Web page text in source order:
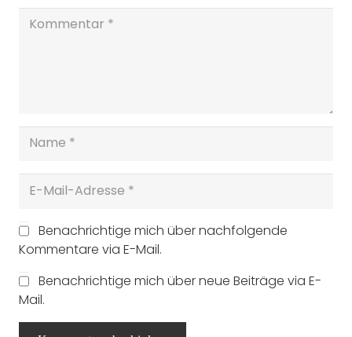
Benachrichtige mich über nachfolgende
Kommentare via E-Mail.
Benachrichtige mich über neue Beiträge via E-
Mail.